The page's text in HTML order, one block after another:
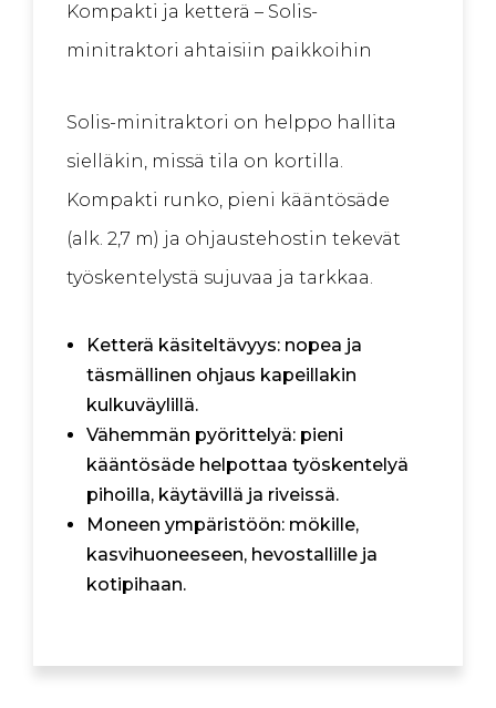
Kompakti ja ketterä – Solis-
minitraktori ahtaisiin paikkoihin
Solis-minitraktori on helppo hallita
sielläkin, missä tila on kortilla.
Kompakti runko, pieni kääntösäde
(alk. 2,7 m) ja ohjaustehostin tekevät
työskentelystä sujuvaa ja tarkkaa.
Ketterä käsiteltävyys: nopea ja
täsmällinen ohjaus kapeillakin
kulkuväylillä.
Vähemmän pyörittelyä: pieni
kääntösäde helpottaa työskentelyä
pihoilla, käytävillä ja riveissä.
Moneen ympäristöön: mökille,
kasvihuoneeseen, hevostallille ja
kotipihaan.